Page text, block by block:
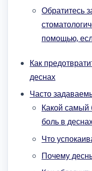
Обратитесь
помощью,
Как
деснах
Часто
Какой самый
боль в
Что
Почему